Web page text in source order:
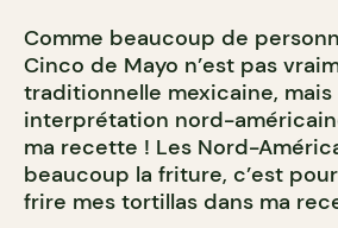
Comme beaucoup de
Cinco de Mayo n’est pas
traditionnelle mexicaine, mais
interprétation nord-
ma recette ! Les Nord-
beaucoup la friture, c’est
frire mes tortillas dans ma